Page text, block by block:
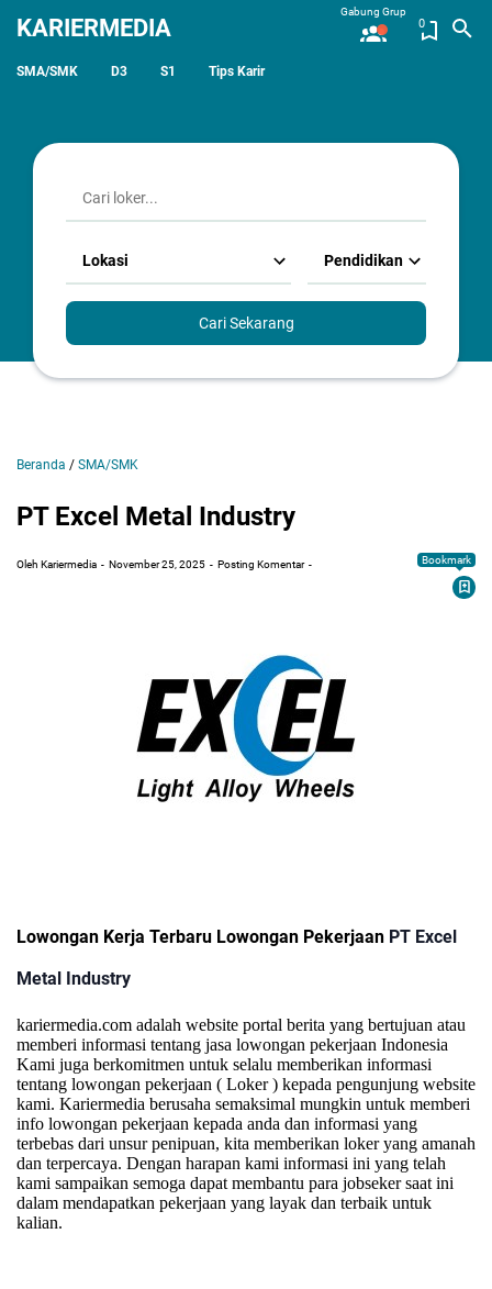
KARIERMEDIA
SMA/SMK D3 S1 Tips Karir
0
Gabung Grup
Lokasi Pendidikan
Cari Sekarang
Beranda / SMA/SMK
PT Excel Metal Industry
Oleh Kariermedia November 25, 2025 Posting Komentar Bookmark
Lowongan Kerja Terbaru Lowongan Pekerjaan PT Excel
Metal Industry
kariermedia.com adalah website portal berita yang bertujuan atau
memberi informasi tentang jasa lowongan pekerjaan Indonesia
Kami juga berkomitmen untuk selalu memberikan informasi
tentang lowongan pekerjaan ( Loker ) kepada pengunjung website
kami. Kariermedia berusaha semaksimal mungkin untuk memberi
info lowongan pekerjaan kepada anda dan informasi yang
terbebas dari unsur penipuan, kita memberikan loker yang amanah
dan terpercaya. Dengan harapan kami informasi ini yang telah
kami sampaikan semoga dapat membantu para jobseker saat ini
dalam mendapatkan pekerjaan yang layak dan terbaik untuk
kalian.